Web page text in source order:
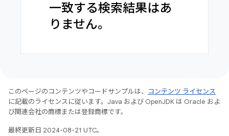
一致する検索結果はあ
りません。
このページのコンテンツやコードサンプルは、
コンテンツ ライセンス
に記載のライセンスに従います。Java および OpenJDK は Oracle およ
び関連会社の商標または登録商標です。
最終更新日 2024-08-21 UTC。